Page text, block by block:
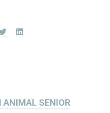
ANIMAL SENIOR